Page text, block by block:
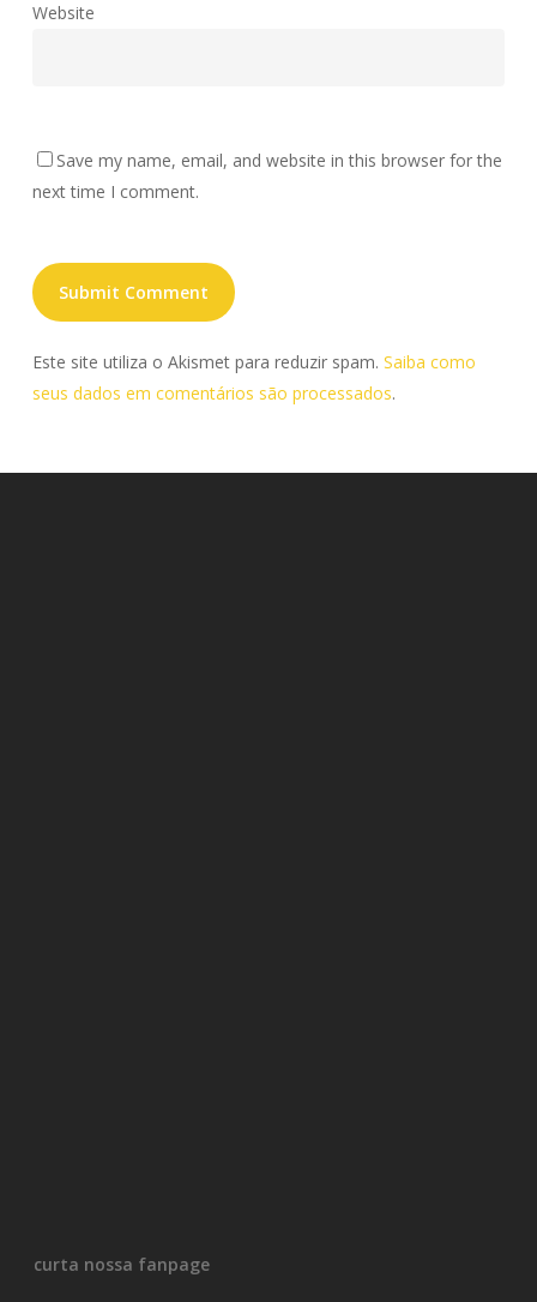
Website
Save my name, email, and website in this browser for the
next time I comment.
Este site utiliza o Akismet para reduzir spam. Saiba como
seus dados em comentários são processados.
curta nossa fanpage